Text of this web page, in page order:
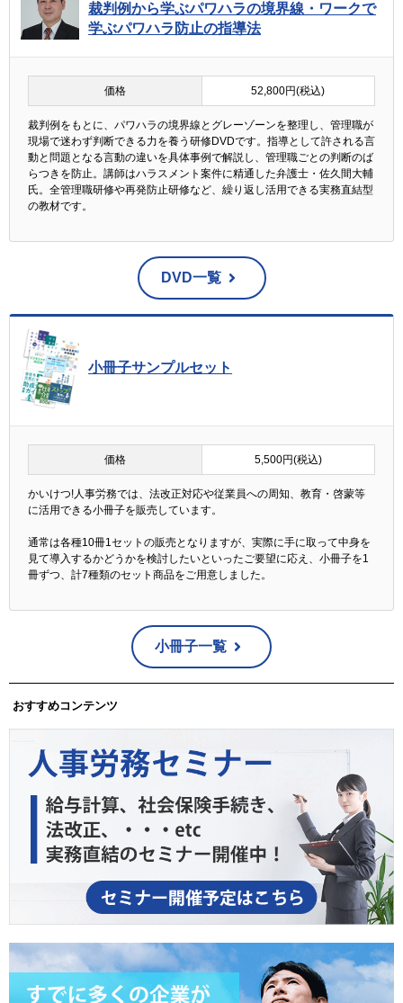
裁判例から学ぶパワハラの境界線・ワークで
学ぶパワハラ防止の指導法
価格 52,800円(税込)
裁判例をもとに、パワハラの境界線とグレーゾーンを整理し、管理職が
現場で迷わず判断できる力を養う研修DVDです。指導として許される言
動と問題となる言動の違いを具体事例で解説し、管理職ごとの判断のば
らつきを防止。講師はハラスメント案件に精通した弁護士・佐久間大輔
氏。全管理職研修や再発防止研修など、繰り返し活用できる実務直結型
の教材です。
DVD一覧
小冊子サンプルセット
価格 5,500円(税込)
かいけつ!人事労務では、法改正対応や従業員への周知、教育・啓蒙等
に活用できる小冊子を販売しています。
通常は各種10冊1セットの販売となりますが、実際に手に取って中身を
見て導入するかどうかを検討したいといったご要望に応え、小冊子を1
冊ずつ、計7種類のセット商品をご用意しました。
小冊子一覧
おすすめコンテンツ